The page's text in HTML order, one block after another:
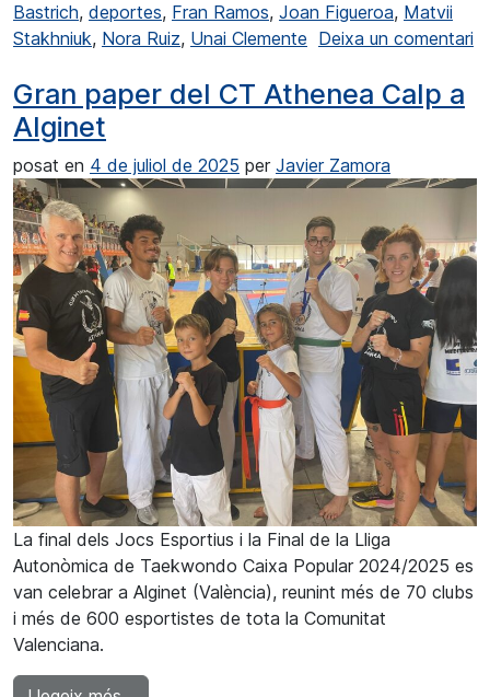
Bastrich, deportes, Fran Ramos, Joan Figueroa, Matvii
Stakhniuk, Nora Ruiz, Unai Clemente Deixa un comentari
Gran paper del CT Athenea Calp a
Alginet
posat en 4 de juliol de 2025 per Javier Zamora
La final dels Jocs Esportius i la Final de la Lliga
Autonòmica de Taekwondo Caixa Popular 2024/2025 es
van celebrar a Alginet (València), reunint més de 70 clubs
i més de 600 esportistes de tota la Comunitat
Valenciana.